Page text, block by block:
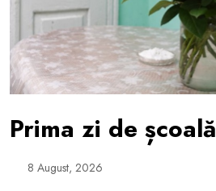
Prima zi de școală
8 August, 2026